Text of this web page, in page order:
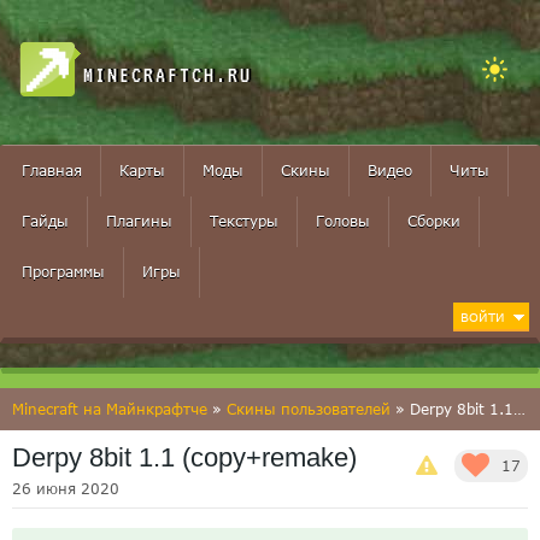
MINECRAFTCH.RU
Главная Карты Моды Скины Видео Читы
Гайды Плагины Текстуры Головы Сборки
Программы Игры
ВОЙТИ
Minecraft на Майнкрафтче » Скины пользователей » Derpy 8bit 1.1 (copy+remake)
17
Derpy 8bit 1.1 (copy+remake)
26 июня 2020